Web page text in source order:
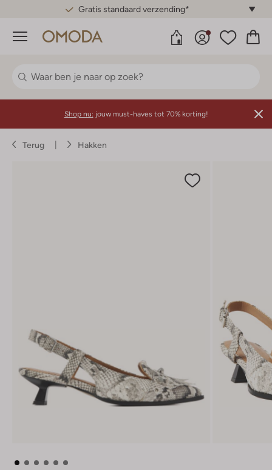
Gratis standaard verzending*
Menu
Shop nu: jouw must-haves tot 70% korting!
Terug Hakken